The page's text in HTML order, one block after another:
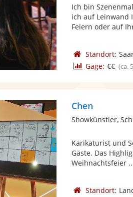
Ich bin
ich auf Leinwand
Feiern oder auf
Standort:
Gage: €€ (ca.
Chen
Showkünstler,
Karikaturist und
Gäste. Das
Weihnachtsfeier
Standort: